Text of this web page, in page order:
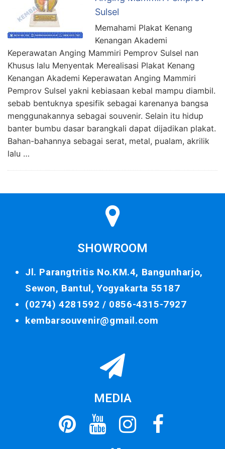
Sulsel
Memahami Plakat Kenang
Kenangan Akademi
Keperawatan Anging Mammiri Pemprov Sulsel nan
Khusus lalu Menyentak Merealisasi Plakat Kenang
Kenangan Akademi Keperawatan Anging Mammiri
Pemprov Sulsel yakni kebiasaan kebal mampu diambil.
sebab bentuknya spesifik sebagai karenanya bangsa
menggunakannya sebagai souvenir. Selain itu hidup
banter bumbu dasar barangkali dapat dijadikan plakat.
Bahan-bahannya sebagai serat, metal, pualam, akrilik
lalu …
SHOWROOM
Jl. Parangtritis No.KM.4, Bangunharjo,
Sewon, Bantul, Yogyakarta 55187
(0274) 4281592 / 0856-4315-7927
kembarsouvenir@gmail.com
MEDIA